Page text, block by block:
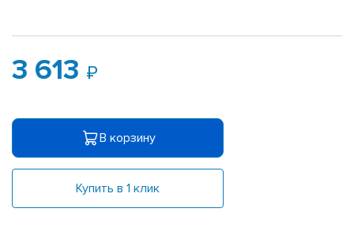
3 613
В корзину
Купить в 1 клик